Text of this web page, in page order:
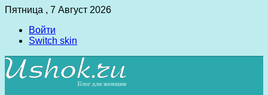
Пятница , 7 Август 2026
Войти
Switch skin